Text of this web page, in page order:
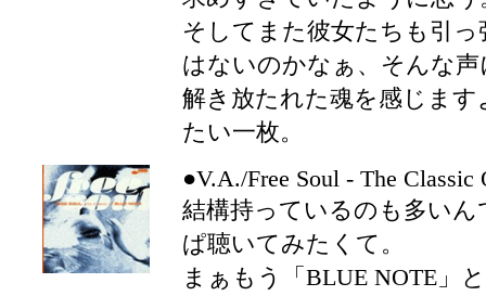
そしてまた彼女たちも引
はないのかなぁ、そんな声
解き放たれた魂を感じま
たい一枚。
●V.A./Free Soul - The Classic
結構持っているのも多い
ぱ聴いてみたくて。
まぁもう「BLUE NOTE」